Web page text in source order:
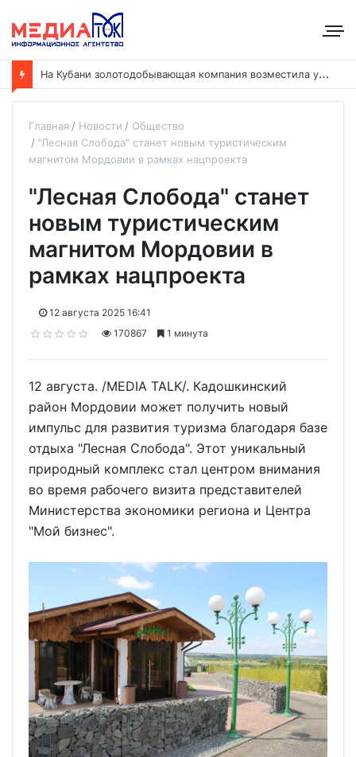
Н
а Кубани золотодобывающая компания возместила ущерб рекам на сумму почти 28 млн рублей
Главная Новости
Общество
"Лесная Слобода" станет новым туристическим
магнитом Мордовии в рамках нацпроекта
"Лесная Слобода" станет
новым туристическим
магнитом Мордовии в
рамках нацпроекта
12 августа 2025 16:41
170867
1 минута
12 августа. /MEDIA TALK/. Кадошкинский
район Мордовии может получить новый
импульс для развития туризма благодаря базе
отдыха "Лесная Слобода". Этот уникальный
природный комплекс стал центром внимания
во время рабочего визита представителей
Министерства экономики региона и Центра
"Мой бизнес".